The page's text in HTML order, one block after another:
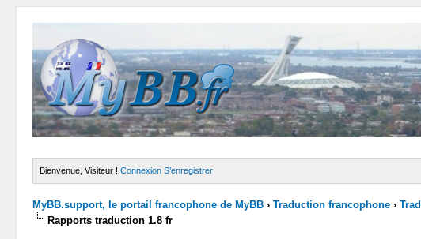
Bienvenue, Visiteur !Connexion S’enregistrer
MyBB.support, le portail francophone de MyBB ›Traduction francophone ›
Rapports traduction 1.8 fr